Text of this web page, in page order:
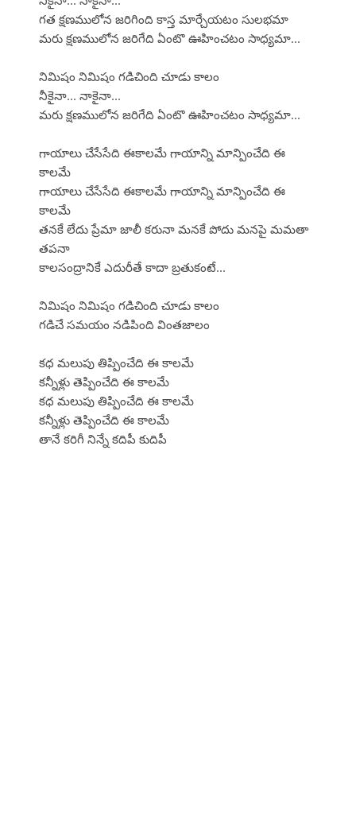
గత క్షణములోన జరిగింది కాస్త మార్చేయటం సులభమా
మరు క్షణములోన జరిగేది ఏంటొ ఊహించటం సాధ్యమా...
నిమిషం నిమిషం గడిచింది చూడు కాలం
నీకైనా... నాకైనా...
మరు క్షణములోన జరిగేది ఏంటొ ఊహించటం సాధ్యమా...
గాయాలు చేసేసేది ఈకాలమే గాయాన్ని మాన్పించేది ఈ
కాలమే
గాయాలు చేసేసేది ఈకాలమే గాయాన్ని మాన్పించేది ఈ
కాలమే
తనకే లేదు ప్రేమా జాలీ కరునా మనకే పోదు మనపై మమతా
తపనా
కాలసంద్రానికే ఎదురీతే కాదా బ్రతుకంటే...
నిమిషం నిమిషం గడిచింది చూడు కాలం
గడిచే సమయం నడిపింది వింతజాలం
కధ మలుపు తిప్పించేది ఈ కాలమే
కన్నీళ్లు తెప్పించేది ఈ కాలమే
కధ మలుపు తిప్పించేది ఈ కాలమే
కన్నీళ్లు తెప్పించేది ఈ కాలమే
తానే కరిగీ నిన్నే కదిపీ కుదిపీ